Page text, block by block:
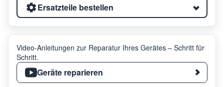
Ersatzteile bestellen
Video-Anleitungen zur Reparatur Ihres Gerätes – Schritt für
Schritt.
Geräte reparieren